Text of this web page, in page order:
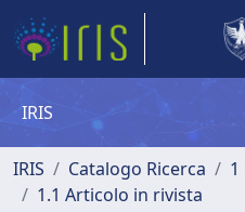
IRIS
IRIS Catalogo Ricerca
1
1.1 Articolo in rivista